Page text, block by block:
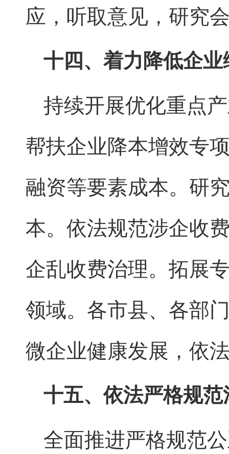
应，听取意见，研究
十四、着力降低企
持续开展优化重点
帮扶企业降本增效专
融资等要素成本。研
本。依法规范涉企收
企乱收费治理。拓展
领域。各市县、各部
微企业健康发展，依
十五、依法严格规
全面推进严格规范